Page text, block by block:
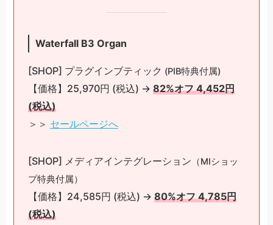
Waterfall B3 Organ
[SHOP] プラグインブティック (PIB特典付属)
【価格】25,970円 (税込) → 82%オフ 4,452円
(税込)
＞＞ セールページへ
[SHOP] メディアインテグレーション （MIショッ
プ特典付属）
【価格】24,585円 (税込) → 80%オフ 4,785円
(税込)